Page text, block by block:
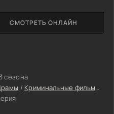
сезона
/ Криминальные фильмы
СМОТРЕТЬ ОНЛАЙН